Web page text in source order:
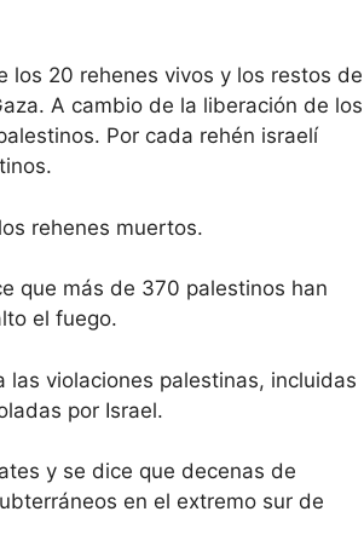
los 20 rehenes vivos y los restos de
A cambio de la liberación de los
Por cada rehén israelí
rehenes muertos.
que más de 370 palestinos han
el fuego.
violaciones palestinas, incluidas
por Israel.
y se dice que decenas de
en el extremo sur de